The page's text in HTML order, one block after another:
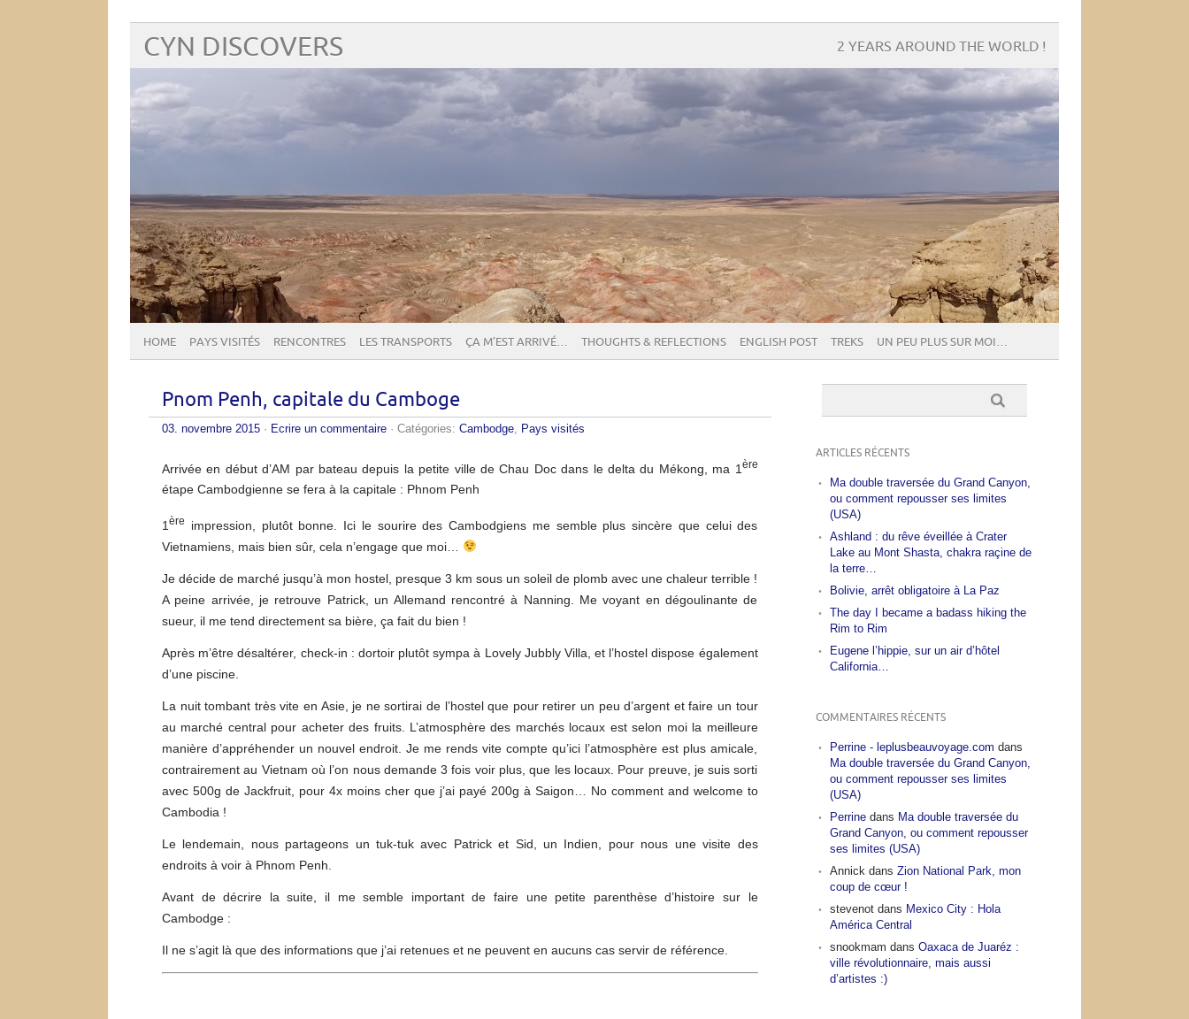
CYN DISCOVERS 2 YEARS AROUND THE WORLD !
HOME PAYS VISITÉS RENCONTRES LES TRANSPORTS ÇA M’EST ARRIVÉ… THOUGHTS & REFLECTIONS ENGLISH POST TREKS UN PEU PLUS SUR MOI…
Pnom Penh, capitale du Camboge
03. novembre 2015 · Ecrire un commentaire · Catégories: Cambodge Pays visités
Arrivée en début d’AM par bateau depuis la petite ville de Chau Doc dans le delta du Mékong, ma 1 ère
étape Cambodgienne se fera à la capitale : Phnom Penh
1 ère
impression, plutôt bonne. Ici le sourire des Cambodgiens me semble plus sincère que celui des
Vietnamiens, mais bien sûr, cela n’engage que moi…
Je décide de marché jusqu’à mon hostel, presque 3 km sous un soleil de plomb avec une chaleur terrible !
A peine arrivée, je retrouve Patrick, un Allemand rencontré à Nanning. Me voyant en dégoulinante de
sueur, il me tend directement sa bière, ça fait du bien !
Après m’être désaltérer, check-in : dortoir plutôt sympa à Lovely Jubbly Villa, et l’hostel dispose également
d’une piscine.
La nuit tombant très vite en Asie, je ne sortirai de l’hostel que pour retirer un peu d’argent et faire un tour
au marché central pour acheter des fruits. L’atmosphère des marchés locaux est selon moi la meilleure
manière d’appréhender un nouvel endroit. Je me rends vite compte qu’ici l’atmosphère est plus amicale,
contrairement au Vietnam où l’on nous demande 3 fois voir plus, que les locaux. Pour preuve, je suis sorti
avec 500g de Jackfruit, pour 4x moins cher que j’ai payé 200g à Saigon… No comment and welcome to
Cambodia !
Le lendemain, nous partageons un tuk-tuk avec Patrick et Sid, un Indien, pour nous une visite des
endroits à voir à Phnom Penh.
Avant de décrire la suite, il me semble important de faire une petite parenthèse d’histoire sur le
Cambodge :
Il ne s’agit là que des informations que j’ai retenues et ne peuvent en aucuns cas servir de référence.
ARTICLES RÉCENTS
Ma double traversée du Grand Canyon,
ou comment repousser ses limites
(USA)
Ashland : du rêve éveillée à Crater
Lake au Mont Shasta, chakra raçine de
la terre…
Bolivie, arrêt obligatoire à La Paz
The day I became a badass hiking the
Rim to Rim
Eugene l’hippie, sur un air d’hôtel
California…
COMMENTAIRES RÉCENTS
Perrine - leplusbeauvoyage.com dans
Ma double traversée du Grand Canyon,
ou comment repousser ses limites
(USA)
Perrinedans Ma double traversée du
Grand Canyon, ou comment repousser
ses limites (USA)
Annick dans Zion National Park, mon
coup de cœur !
stevenotdans Mexico City : Hola
América Central
snookmam dans Oaxaca de Juaréz :
ville révolutionnaire, mais aussi
d’artistes :)